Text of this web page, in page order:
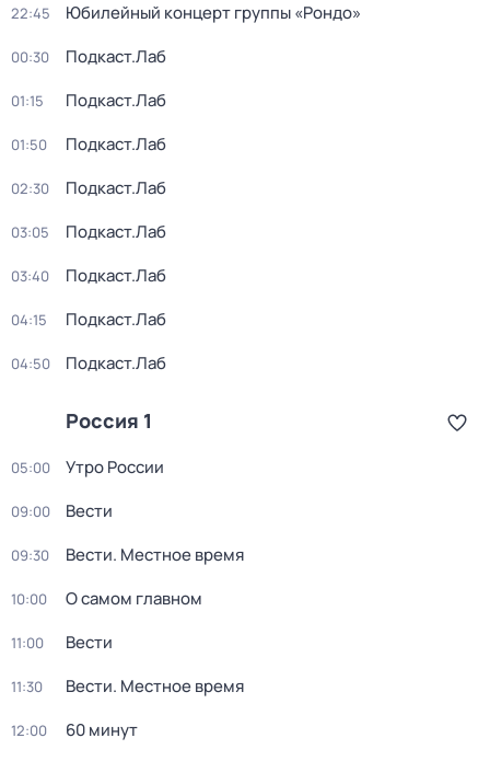
22:45 Юбилейный концерт группы «Рондо»
00:30 Подкаст.Лаб
01:15 Подкаст.Лаб
01:50 Подкаст.Лаб
02:30 Подкаст.Лаб
03:05 Подкаст.Лаб
03:40 Подкаст.Лаб
04:15 Подкаст.Лаб
04:50 Подкаст.Лаб
Россия 1
05:00 Утро России
09:00 Вести
09:30 Вести. Местное время
10:00 О самом главном
11:00 Вести
11:30 Вести. Местное время
12:00 60 минут